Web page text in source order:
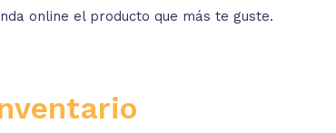
online el producto que más te guste.